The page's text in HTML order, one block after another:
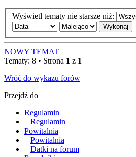
Wyświetl tematy nie starsze niż:
NOWY TEMAT
Tematy: 8 • Strona 1 z 1
Wróć do wykazu forów
Przejdź do
Regulamin
Regulamin
Powitalnia
Powitalnia
Datki na forum